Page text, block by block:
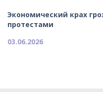
Экономический крах
протестами
03.06.2026